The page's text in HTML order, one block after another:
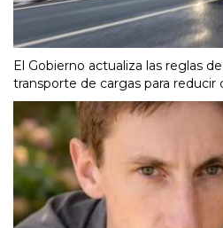
El Gobierno actualiza las reglas
transporte de cargas para reducir